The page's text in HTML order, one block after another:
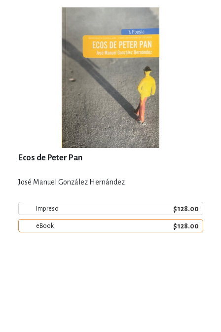
Ecos de Peter Pan
José Manuel González Hernández
Impreso $128.00
eBook $128.00